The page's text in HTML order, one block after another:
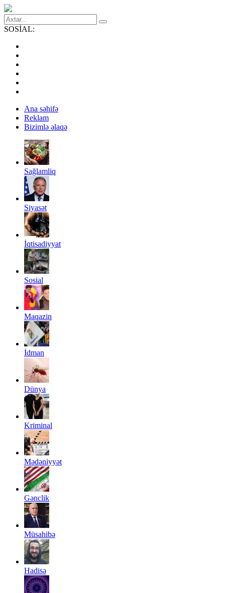
SOSİAL:
Ana səhifə
Reklam
Bizimlə əlaqə
Sağlamliq
Siyasət
İqtisadiyyat
Sosial
Maqazin
İdman
Dünya
Kriminal
Mədəniyyət
Gənclik
Müsahibə
Hadisə